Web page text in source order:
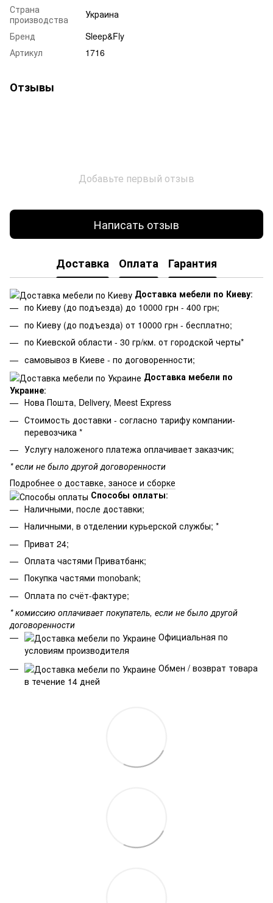
Страна
производства
Украина
Бренд
Sleep&Fly
Артикул
1716
Отзывы
Добавьте первый отзыв
Написать отзыв
Доставка Оплата Гарантия
Доставка мебели по Киеву:
по Киеву (до подъезда) до 10000 грн - 400 грн;
по Киеву (до подъезда) от 10000 грн - бесплатно;
по Киевской области - 30 гр/км. от городской черты*
самовывоз в Киеве - по договоренности;
Доставка мебели по
Украине:
Нова Пошта, Delivery, Meest Express
Стоимость доставки - согласно тарифу компании-
перевозчика *
Услугу наложеного платежа оплачивает заказчик;
* если не было другой договоренности
Подробнее о доставке, заносе и сборке
Способы оплаты:
Наличными, после доставки;
Наличными, в отделении курьерской службы; *
Приват 24;
Оплата частями Приватбанк;
Покупка частями monobank;
Оплата по счёт-фактуре;
* комиссию оплачивает покупатель, если не было другой
договоренности
Официальная по
условиям производителя
Обмен / возврат товара
в течение 14 дней